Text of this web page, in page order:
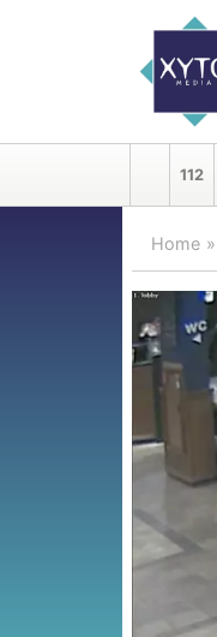
112
Home